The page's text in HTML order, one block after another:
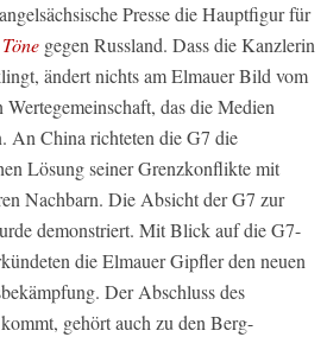
Presse die Hauptfigur für
gegen Russland. Dass die Kanzlerin
ändert nichts am Elmauer Bild vom
das die Medien
An China richteten die G7 die
Lösung seiner Grenzkonflikte mit
Nachbarn. Die Absicht der G7 zur
demonstriert. Mit Blick auf die G7-
die Elmauer Gipfler den neuen
Der Abschluss des
gehört auch zu den Berg-